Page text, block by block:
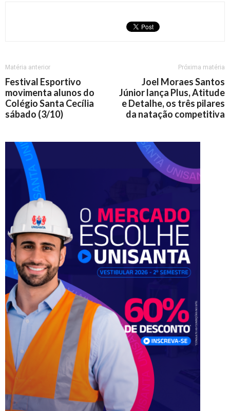
Matéria anterior
Festival Esportivo
movimenta alunos do
Colégio Santa Cecília
sábado (3/10)
Próxima matéria
Joel Moraes Santos
Júnior lança Plus, Atitude
e Detalhe, os três pilares
da natação competitiva